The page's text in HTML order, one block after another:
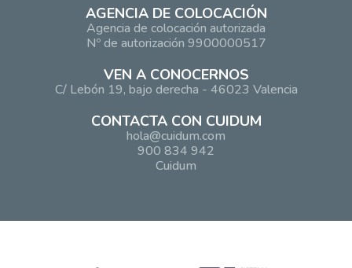
AGENCIA DE COLOCACIÓN
Agencia de colocación autorizada
Nº de autorización 9900000517
VEN A CONOCERNOS
C/ Lebón 19, bajo derecha - 46023 Valencia
CONTACTA CON CUIDUM
hola@cuidum.com
900 834 942
Cuidum